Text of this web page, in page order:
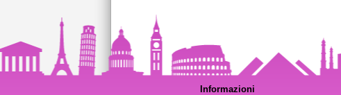
Informazioni